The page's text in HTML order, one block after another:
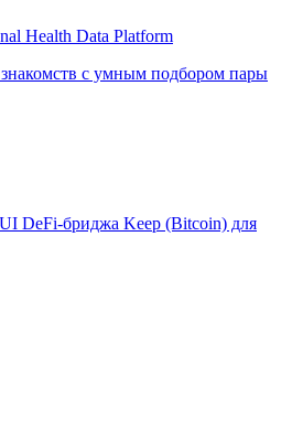
Health Data Platform
с умным подбором пары
DeFi-бриджа Keep (Bitcoin) для